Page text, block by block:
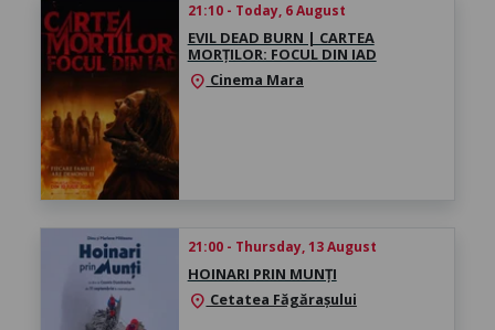
21:10 - Today, 6 August
EVIL DEAD BURN | CARTEA
MORȚILOR: FOCUL DIN IAD
location_on Cinema Mara
21:00 - Thursday, 13 August
HOINARI PRIN MUNȚI
location_on Cetatea Făgărașului